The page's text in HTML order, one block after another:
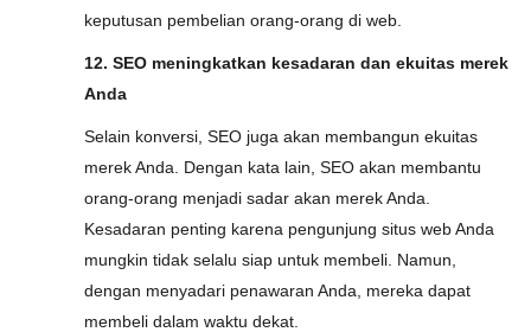
keputusan pembelian orang-orang di web.
12. SEO meningkatkan kesadaran dan ekuitas merek
Anda
Selain konversi, SEO juga akan membangun ekuitas
merek Anda. Dengan kata lain, SEO akan membantu
orang-orang menjadi sadar akan merek Anda.
Kesadaran penting karena pengunjung situs web Anda
mungkin tidak selalu siap untuk membeli. Namun,
dengan menyadari penawaran Anda, mereka dapat
membeli dalam waktu dekat.